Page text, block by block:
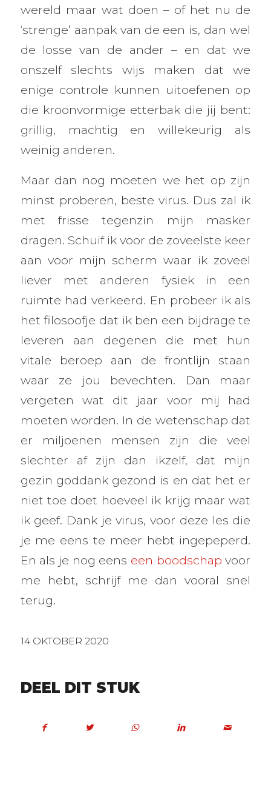
wereld maar wat doen – of het nu de
‘strenge’ aanpak van de een is, dan wel
de losse van de ander – en dat we
onszelf slechts wijs maken dat we
enige controle kunnen uitoefenen op
die kroonvormige etterbak die jij bent:
grillig, machtig en willekeurig als
weinig anderen.
Maar dan nog moeten we het op zijn
minst proberen, beste virus. Dus zal ik
met frisse tegenzin mijn masker
dragen. Schuif ik voor de zoveelste keer
aan voor mijn scherm waar ik zoveel
liever met anderen fysiek in een
ruimte had verkeerd. En probeer ik als
het filosoofje dat ik ben een bijdrage te
leveren aan degenen die met hun
vitale beroep aan de frontlijn staan
waar ze jou bevechten. Dan maar
vergeten wat dit jaar voor mij had
moeten worden. In de wetenschap dat
er miljoenen mensen zijn die veel
slechter af zijn dan ikzelf, dat mijn
gezin goddank gezond is en dat het er
niet toe doet hoeveel ik krijg maar wat
ik geef. Dank je virus, voor deze les die
je me eens te meer hebt ingepeperd.
En als je nog eens een boodschap voor
me hebt, schrijf me dan vooral snel
terug.
14 OKTOBER 2020
DEEL DIT STUK